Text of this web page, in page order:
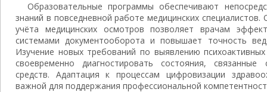
Образовательные программы обеспечивают
знаний в повседневной работе медицинских
учёта медицинских осмотров позволяет врачам
системами документооборота и повышает точность
Изучение новых требований по выявлению
своевременно диагностировать состояния, связанные
средств. Адаптация к процессам цифровизации
важной для поддержания профессиональной